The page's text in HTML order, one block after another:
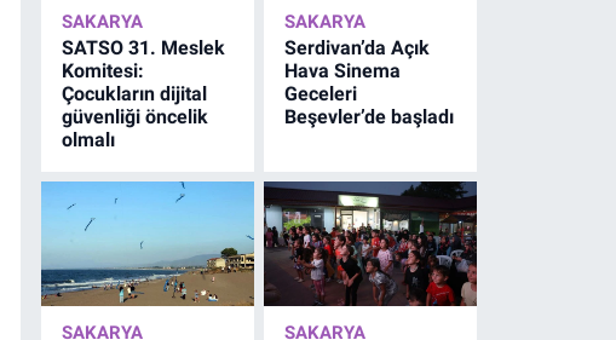
SAKARYA
SATSO 31. Meslek
Komitesi:
Çocukların dijital
güvenliği öncelik
olmalı
SAKARYA
Serdivan’da Açık
Hava Sinema
Geceleri
Beşevler’de başladı
SAKARYA SAKARYA